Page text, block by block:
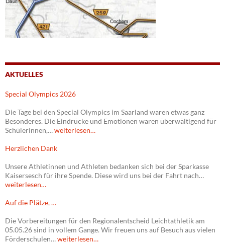
AKTUELLES
Special Olympics 2026
Die Tage bei den Special Olympics im Saarland waren etwas ganz
Besonderes. Die Eindrücke und Emotionen waren überwältigend für
Schülerinnen,…weiterlesen…
Herzlichen Dank
Unsere Athletinnen und Athleten bedanken sich bei der Sparkasse
Kaisersesch für ihre Spende. Diese wird uns bei der Fahrt nach…
weiterlesen…
Auf die Plätze, …
Die Vorbereitungen für den Regionalentscheid Leichtathletik am
05.05.26 sind in vollem Gange. Wir freuen uns auf Besuch aus vielen
Förderschulen…weiterlesen…